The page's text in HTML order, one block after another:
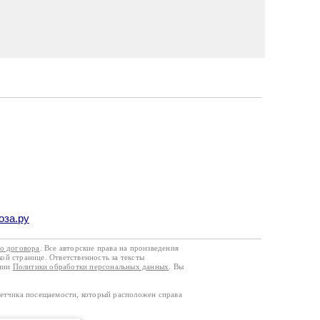
договора
. Все авторские права на произведения
странице. Ответственность за тексты
Политики обработки персональных данных . Вы
посещаемости, который расположен справа